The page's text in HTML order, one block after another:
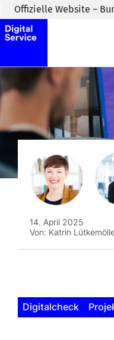
Zum Inhaltsbereich
Offizielle Website –
14. April 2025
Von: Katrin
Digitalcheck